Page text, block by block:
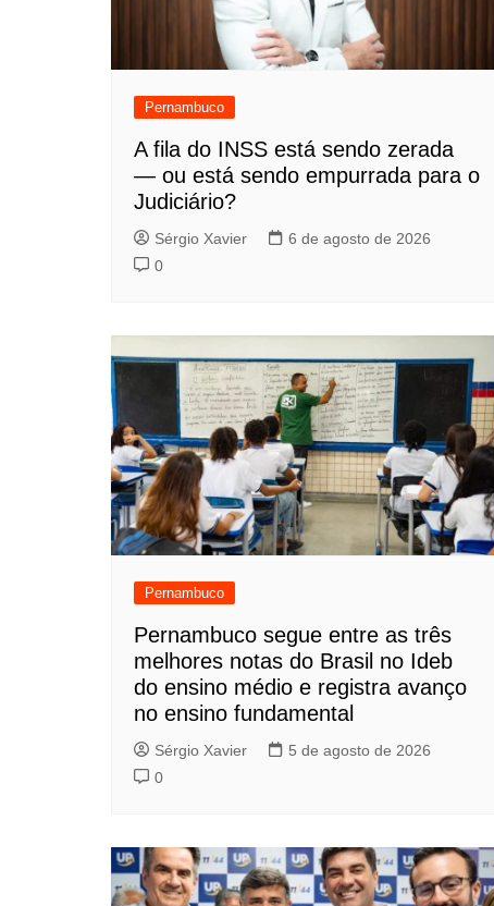
Pernambuco
A fila do INSS está sendo zerada
— ou está sendo empurrada para o
Judiciário?
Sérgio Xavier
6 de agosto de 2026
0
Pernambuco
Pernambuco segue entre as três
melhores notas do Brasil no Ideb
do ensino médio e registra avanço
no ensino fundamental
Sérgio Xavier
5 de agosto de 2026
0